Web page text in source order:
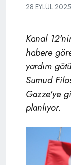
28 EYLÜL
Kanal
habere
yardım
Sumud
Gazze'ye
planlıyor.